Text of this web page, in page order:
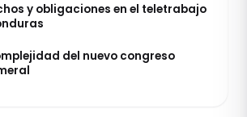
y obligaciones en el teletrabajo
del nuevo congreso